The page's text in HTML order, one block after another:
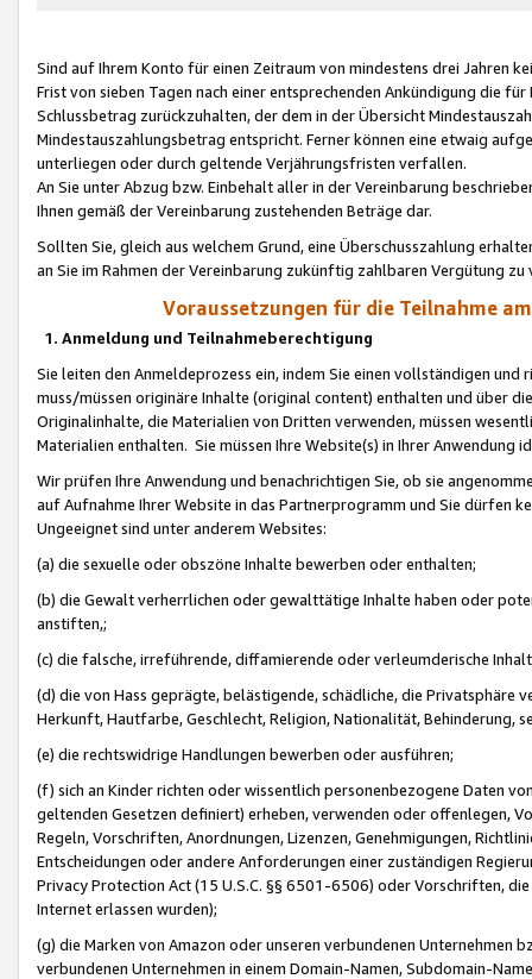
Sind auf Ihrem Konto für einen Zeitraum von mindestens drei Jahren
Frist von sieben Tagen nach einer entsprechenden Ankündigung die
Schlussbetrag zurückzuhalten, der dem in der Übersicht
Mindestauszahlungsbetrag entspricht. Ferner können eine etwaig
unterliegen oder durch geltende Verjährungsfristen verfallen.
An Sie unter Abzug bzw. Einbehalt aller in der Vereinbarung
Ihnen gemäß der Vereinbarung zustehenden Beträge dar.
Sollten Sie, gleich aus welchem Grund, eine Überschusszahlung
an Sie im Rahmen der Vereinbarung zukünftig zahlbaren Vergütung zu
Voraussetzungen für die Teilnahme
1. Anmeldung und Teilnahmeberechtigung
Sie leiten den Anmeldeprozess ein, indem Sie einen vollständigen
muss/müssen originäre Inhalte (original content) enthalten und über
Originalinhalte, die Materialien von Dritten verwenden, müssen
Materialien enthalten. Sie müssen Ihre Website(s) in Ihrer Anwendung
Wir prüfen Ihre Anwendung und benachrichtigen Sie, ob sie
auf Aufnahme Ihrer Website in das Partnerprogramm und Sie dürfen
Ungeeignet sind unter anderem Websites:
(a) die sexuelle oder obszöne Inhalte bewerben oder enthalten;
(b) die Gewalt verherrlichen oder gewalttätige Inhalte haben oder
anstiften,;
(c) die falsche, irreführende, diffamierende oder verleumderische
(d) die von Hass geprägte, belästigende, schädliche, die Privatsphäre
Herkunft, Hautfarbe, Geschlecht, Religion, Nationalität, Behinderung,
(e) die rechtswidrige Handlungen bewerben oder ausführen;
(f) sich an Kinder richten oder wissentlich personenbezogene Daten
geltenden Gesetzen definiert) erheben, verwenden oder offenlegen,
Regeln, Vorschriften, Anordnungen, Lizenzen, Genehmigungen,
Entscheidungen oder andere Anforderungen einer zuständigen
Privacy Protection Act (15 U.S.C. §§ 6501-6506) oder Vorschriften,
Internet erlassen wurden);
(g) die Marken von Amazon oder unseren verbundenen Unternehmen
verbundenen Unternehmen in einem Domain-Namen, Subdomain-